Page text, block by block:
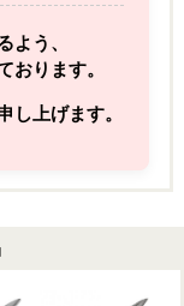
よう、
おります。
し上げます。